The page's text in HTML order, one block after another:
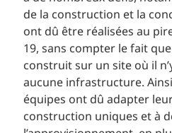
de la construction et la
ont dû être réalisées au
19, sans compter le fait
construit sur un site où il
aucune infrastructure.
équipes ont dû adapter
construction uniques et à